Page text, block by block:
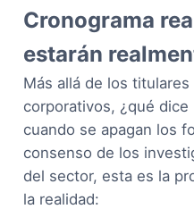
Cronograma
estarán
Más allá de los
corporativos, ¿qué
cuando se apagan los
consenso de los
del sector, esta es la
la realidad: